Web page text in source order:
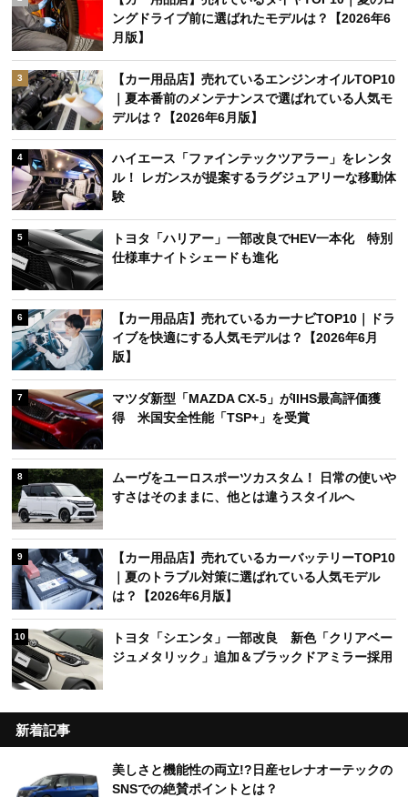
ングドライブ前に選ばれたモデルは？【2026年6
月版】
3
【カー用品店】売れているエンジンオイルTOP10
｜夏本番前のメンテナンスで選ばれている人気モ
デルは？【2026年6月版】
4
ハイエース「ファインテックツアラー」をレンタ
ル！ レガンスが提案するラグジュアリーな移動体
験
5
トヨタ「ハリアー」一部改良でHEV一本化 特別
仕様車ナイトシェードも進化
6
【カー用品店】売れているカーナビTOP10｜ドラ
イブを快適にする人気モデルは？【2026年6月
版】
7
マツダ新型「MAZDA CX-5」がIIHS最高評価獲
得 米国安全性能「TSP+」を受賞
8
ムーヴをユーロスポーツカスタム！ 日常の使いや
すさはそのままに、他とは違うスタイルへ
9
【カー用品店】売れているカーバッテリーTOP10
｜夏のトラブル対策に選ばれている人気モデル
は？【2026年6月版】
10
トヨタ「シエンタ」一部改良 新色「クリアベー
ジュメタリック」追加＆ブラックドアミラー採用
新着記事
美しさと機能性の両立!?日産セレナオーテックの
SNSでの絶賛ポイントとは？